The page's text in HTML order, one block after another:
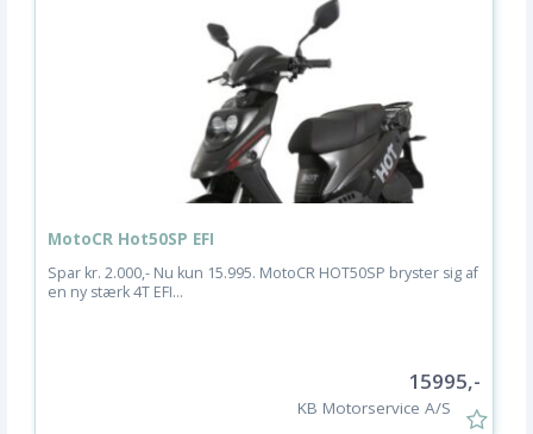
MotoCR Hot50SP EFI
Spar kr. 2.000,- Nu kun 15.995. MotoCR HOT50SP bryster sig af
en ny stærk 4T EFI...
15995,-
KB Motorservice A/S